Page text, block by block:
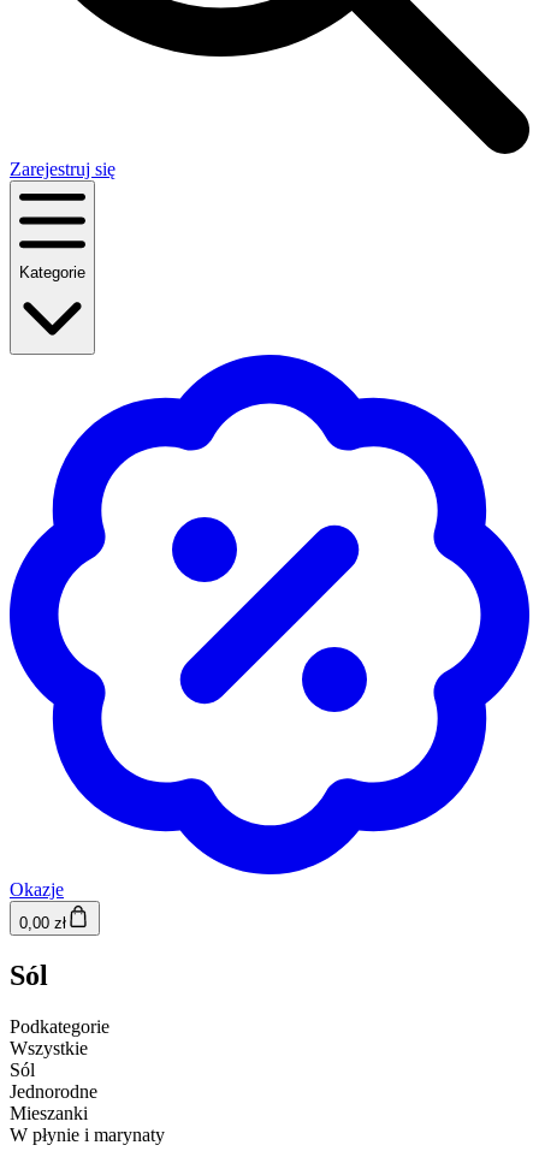
Zarejestruj się
Kategorie
Okazje
0,00 zł
Sól
Podkategorie
Wszystkie
Sól
Jednorodne
Mieszanki
W płynie i marynaty